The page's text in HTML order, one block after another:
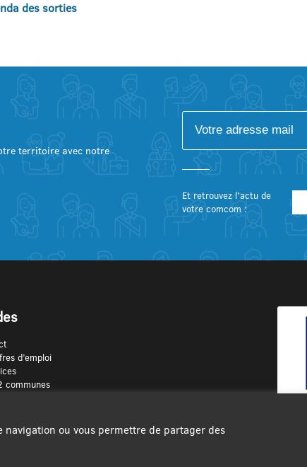
des sorties
territoire avec notre
Et retrouvez l’actu de
votre comcom :
d’emploi
communes
France Servicesou vous permettre de partager des